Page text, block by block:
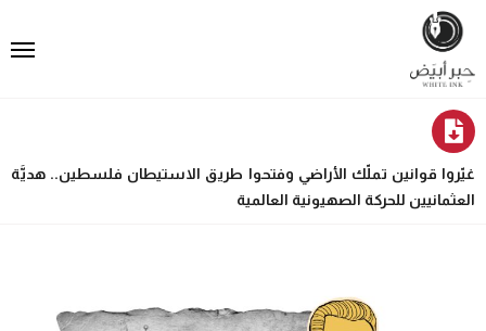
غيّروا قوانين تملّك الأراضي وفتحوا طريق الاستيطان فلسطين.. هديَّة
العثمانيين للحركة الصهيونية العالمية